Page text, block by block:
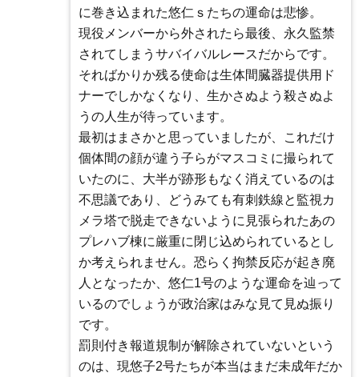
に巻き込まれた悠仁ｓたちの運命は悲惨。
現役メンバーから外されたら最後、永久監禁
されてしまうサバイバルレースだからです。
そればかりか残る使命は生体間臓器提供用ド
ナーでしかなくなり、生かさぬよう殺さぬよ
うの人生が待っています。
最初はまさかと思っていましたが、これだけ
個体間の顔が違う子らがマスコミに撮られて
いたのに、大半が跡形もなく消えているのは
不思議であり、どうみても有刺鉄線と監視カ
メラ塔で脱走できないように見張られたあの
プレハブ棟に厳重に閉じ込められているとし
か考えられません。恐らく拘禁反応が起き廃
人となったか、悠仁1号のような運命を辿って
いるのでしょうが政治家はみな見て見ぬ振り
です。
罰則付き報道規制が解除されていないという
のは、現悠子2号たちが本当はまだ未成年だか